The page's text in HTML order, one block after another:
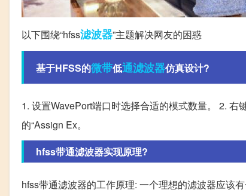
以下围绕“hfss滤波器”主题解决网友的困惑
基于HFSS的微带低通滤波器仿真设计?
1. 设置WavePort端口时选择合适的模式数量。 2.
的“Assign Ex。
hfss带通滤波器实现原理?
hfss带通滤波器的工作原理: 一个理想的滤波器应该